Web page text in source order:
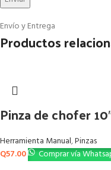
Envío y Entrega
Productos
Pinza de chofer
Herramienta Manual,Pinzas
Q57.00 Comprar vía